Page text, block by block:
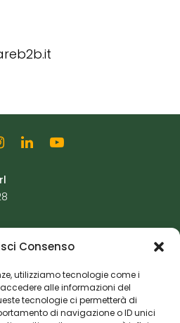
Consenso
utilizziamo tecnologie come i
alle informazioni del
tecnologie ci permetterà di
di navigazione o ID unici